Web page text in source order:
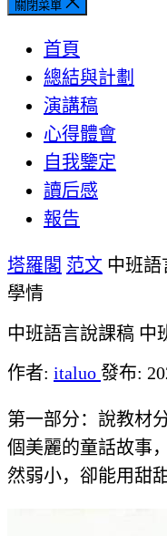
關閉菜單
首頁
總結與計劃
演講稿
心得體會
自我鑒定
讀后感
報告
塔羅閣 范文 中班
學情
中班語言說課稿 中
作者: italuo 發布:
第一部分：說教材
個美麗的童話故事
然弱小，卻能用甜